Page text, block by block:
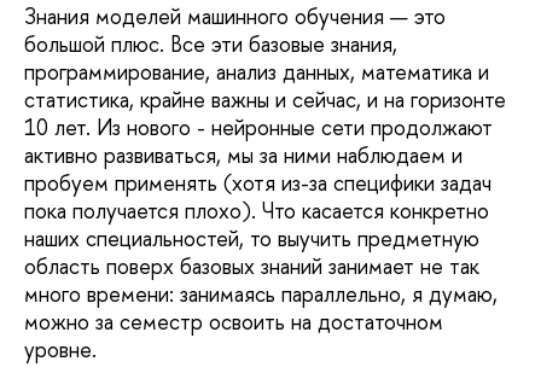
Знания моделей машинного обучения — это
большой плюс. Все эти базовые знания,
программирование, анализ данных, математика и
статистика, крайне важны и сейчас, и на горизонте
10 лет. Из нового - нейронные сети продолжают
активно развиваться, мы за ними наблюдаем и
пробуем применять (хотя из-за специфики задач
пока получается плохо). Что касается конкретно
наших специальностей, то выучить предметную
область поверх базовых знаний занимает не так
много времени: занимаясь параллельно, я думаю,
можно за семестр освоить на достаточном
уровне.